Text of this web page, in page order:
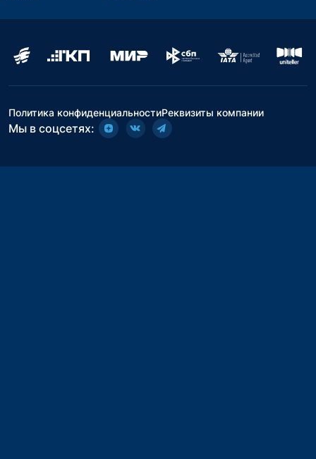
Политика конфиденциальностиРеквизиты компании
Мы в соцсетях: